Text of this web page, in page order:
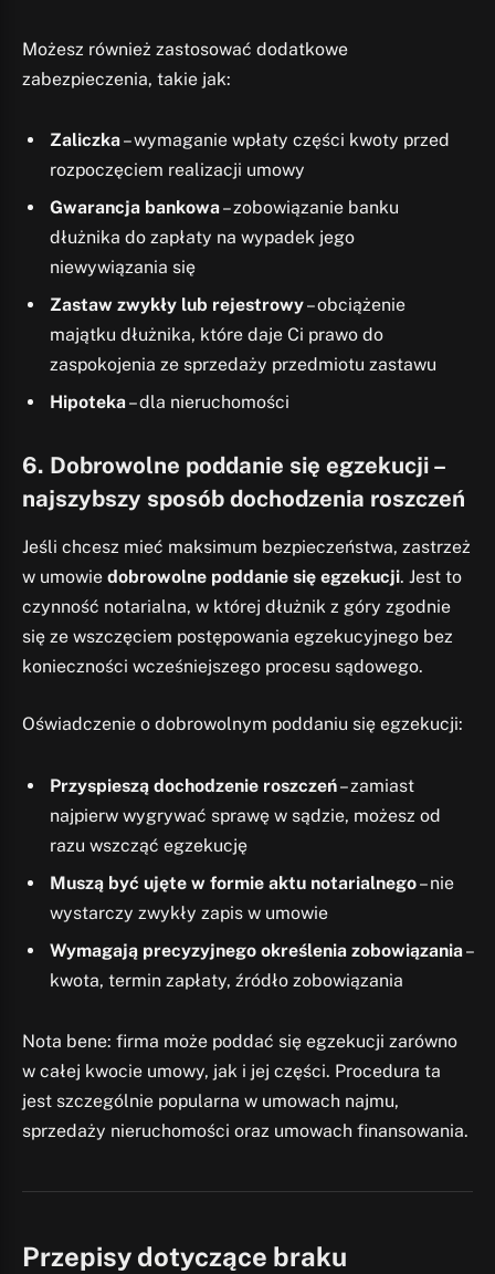
Możesz również zastosować dodatkowe
zabezpieczenia, takie jak:
Zaliczka– wymaganie wpłaty części kwoty przed
rozpoczęciem realizacji umowy
Gwarancja bankowa– zobowiązanie banku
dłużnika do zapłaty na wypadek jego
niewywiązania się
Zastaw zwykły lub rejestrowy– obciążenie
majątku dłużnika, które daje Ci prawo do
zaspokojenia ze sprzedaży przedmiotu zastawu
Hipoteka– dla nieruchomości
6. Dobrowolne poddanie się egzekucji –
najszybszy sposób dochodzenia roszczeń
Jeśli chcesz mieć maksimum bezpieczeństwa, zastrzeż
w umowie dobrowolne poddanie się egzekucji. Jest to
czynność notarialna, w której dłużnik z góry zgodnie
się ze wszczęciem postępowania egzekucyjnego bez
konieczności wcześniejszego procesu sądowego.
Oświadczenie o dobrowolnym poddaniu się egzekucji:
Przyspieszą dochodzenie roszczeń– zamiast
najpierw wygrywać sprawę w sądzie, możesz od
razu wszcząć egzekucję
Muszą być ujęte w formie aktu notarialnego– nie
wystarczy zwykły zapis w umowie
Wymagają precyzyjnego określenia zobowiązania–
kwota, termin zapłaty, źródło zobowiązania
Nota bene: firma może poddać się egzekucji zarówno
w całej kwocie umowy, jak i jej części. Procedura ta
jest szczególnie popularna w umowach najmu,
sprzedaży nieruchomości oraz umowach finansowania.
Przepisy dotyczące braku